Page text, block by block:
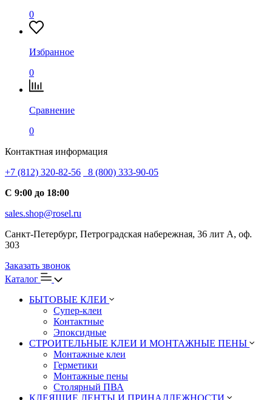
0
Избранное
0
Сравнение
0
Контактная информация
+7 (812) 320-82-56
8 (800) 333-90-05
С 9:00 до 18:00
sales.shop@rosel.ru
Санкт-Петербург, Петроградская набережная, 36 лит А, оф.
303
Заказать звонок
Каталог
БЫТОВЫЕ КЛЕИ
Супер-клеи
Контактные
Эпоксидные
СТРОИТЕЛЬНЫЕ КЛЕИ И МОНТАЖНЫЕ ПЕНЫ
Монтажные клеи
Герметики
Монтажные пены
Столярный ПВА